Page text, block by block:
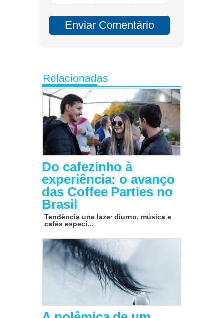
Relacionadas
Do cafezinho à
experiência: o avanço
das Coffee Parties no
Brasil
Tendência une lazer diurno, música e
cafés especi...